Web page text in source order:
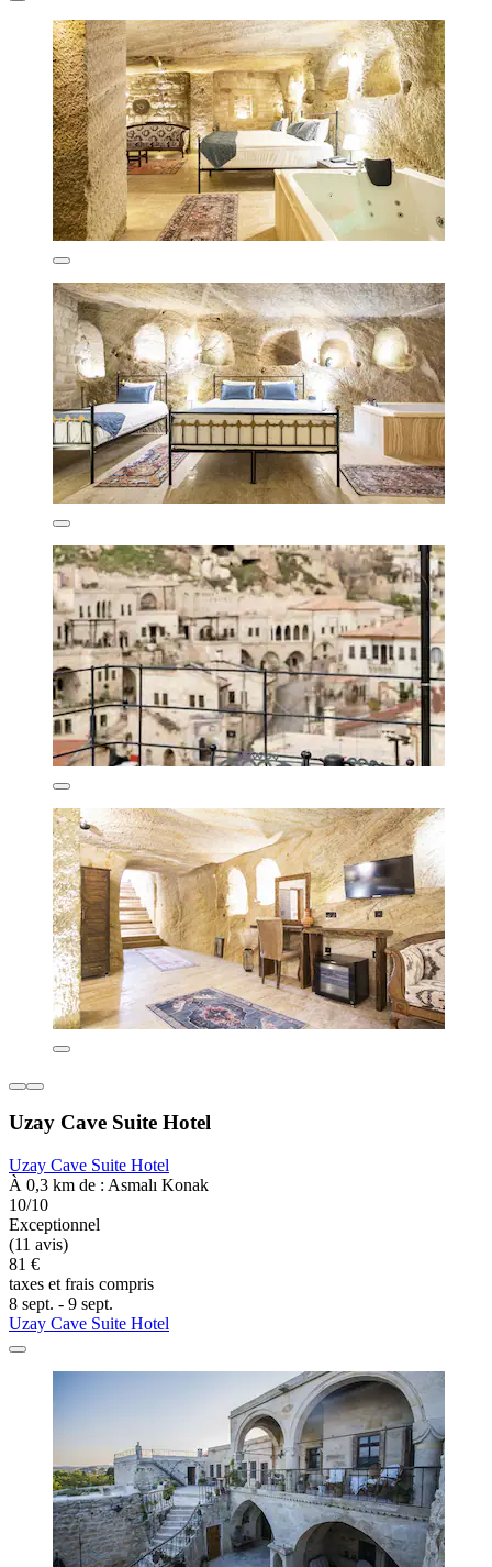
Uzay Cave Suite Hotel
Uzay Cave Suite Hotel
À 0,3 km de : Asmalı Konak
10/10
Exceptionnel
(11 avis)
81 €
taxes et frais compris
8 sept. - 9 sept.
Uzay Cave Suite Hotel